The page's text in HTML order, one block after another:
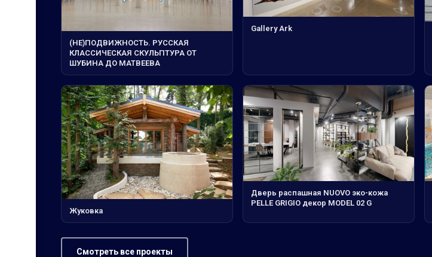
(НЕ)ПОДВИЖНОСТЬ. РУССКАЯ
КЛАССИЧЕСКАЯ СКУЛЬПТУРА ОТ
ШУБИНА ДО МАТВЕЕВА
Gallery Ark
Жуковка
Дверь распашная NUOVO эко-кожа
PELLE GRIGIO декор MODEL 02 G
Смотреть все проекты